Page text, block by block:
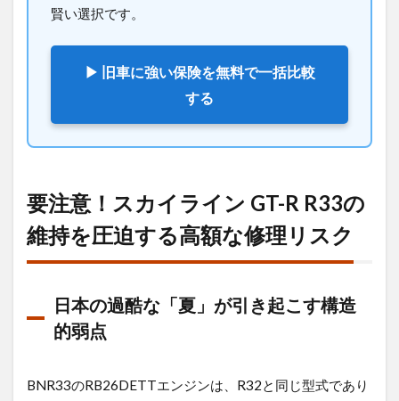
まと
め：
R33
と向
最後
の問
いか
け
賢い選択です。
▶ 旧車に強い保険を無料で一括比較
する
要注意！スカイライン GT-R R33の
維持を圧迫する高額な修理リスク
日本の過酷な「夏」が引き起こす構造
的弱点
BNR33のRB26DETTエンジンは、R32と同じ型式であり